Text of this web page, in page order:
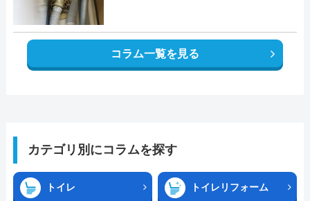
コラム一覧を見る
カテゴリ別にコラムを探す
トイレ トイレリフォーム